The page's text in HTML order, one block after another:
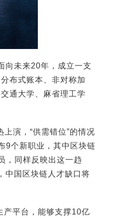
向未来20年，成立一支
布式账本、非对称加
通大学、麻省理工学
演，“供需错位”的情况
9个新职业，其中区块链
，同样反映出这一趋
中国区块链人才缺口将
产平台，能够支撑10亿